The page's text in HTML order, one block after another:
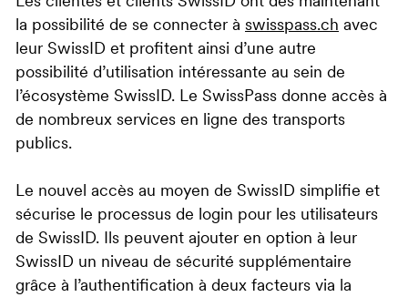
la possibilité de se connecter à swisspass.ch avec
leur SwissID et profitent ainsi d’une autre
possibilité d’utilisation intéressante au sein de
l’écosystème SwissID. Le SwissPass donne accès à
de nombreux services en ligne des transports
publics.
Le nouvel accès au moyen de SwissID simplifie et
sécurise le processus de login pour les utilisateurs
de SwissID. Ils peuvent ajouter en option à leur
SwissID un niveau de sécurité supplémentaire
grâce à l’authentification à deux facteurs via la